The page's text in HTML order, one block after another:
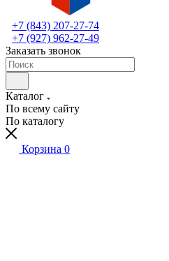
+7 (843) 207-27-74
+7 (927) 962-27-49
Заказать звонок
Каталог
По всему сайту
По каталогу
Корзина 0